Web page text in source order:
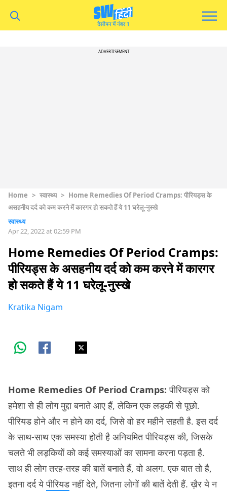
ADVERTISEMENT
Home > स्वास्थ्य > Home Remedies Of Period Cramps: पीरियड्स के
असहनीय दर्द को कम करने में कारगर हो सकते हैं ये 11 घरेलू-नुस्खे
स्वास्थ्य
Apr 22, 2022 at 02:59 PM
Home Remedies Of Period Cramps:
पीरियड्स के असहनीय दर्द को कम करने में कारगर
हो सकते हैं ये 11 घरेलू-नुस्खे
Kratika Nigam
Home Remedies Of Period Cramps:पीरियड्स को
हमेशा से ही लोग मुद्दा बनाते आए हैं, लेकिन एक लड़की से पूछो.
पीरियड होने और न होने का दर्द, जिसे वो हर महीने सहती है. इस दर्द
के साथ-साथ एक समस्या होती है अनियमित पीरियड्स की, जिसके
चलते भी लड़कियों को कई समस्याओं का सामना करना पड़ता है.
साथ ही लोग तरह-तरह की बातें बनाते हैं, वो अलग. एक बात तो है,
इतना दर्द येपीरियडनहीं देते, जितना लोगों की बातें देती हैं. ख़ैर ये न